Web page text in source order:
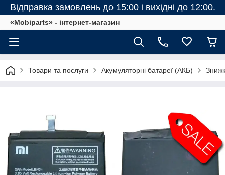
Відправка замовлень до 15:00 і вихідні до 12:00.
«Mobiparts» - інтернет-магазин
Товари та послуги Акумуляторні батареї (АКБ)